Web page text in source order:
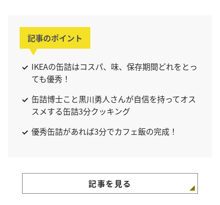
記事のポイント
IKEAの缶詰はコスパ、味、保存期間どれをとっ
ても優秀！
缶詰博士こと黒川勇人さんが自信を持ってオス
スメする缶詰3分クッキング
優秀缶詰があれば3分でカフェ飯の完成！
記事を見る